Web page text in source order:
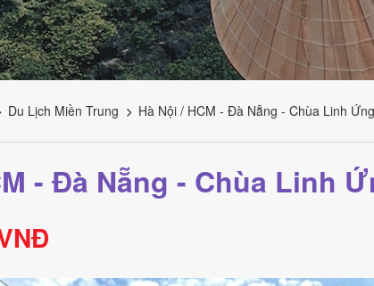
Du Lịch Miền Trung Hà Nội / HCM - Đà Nẵng - Chùa Linh
- Đà Nẵng - Chùa Linh